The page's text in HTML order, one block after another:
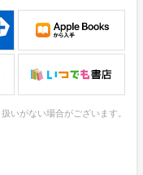
いがない場合がございます。